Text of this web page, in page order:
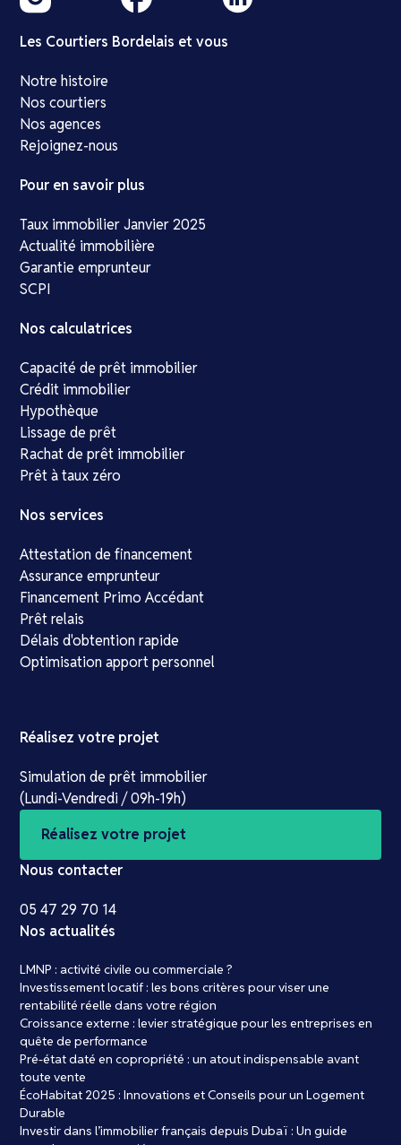
Les Courtiers Bordelais et vous
Notre histoire
Nos courtiers
Nos agences
Rejoignez-nous
Pour en savoir plus
Taux immobilier Janvier 2025
Actualité immobilière
Garantie emprunteur
SCPI
Nos calculatrices
Capacité de prêt immobilier
Crédit immobilier
Hypothèque
Lissage de prêt
Rachat de prêt immobilier
Prêt à taux zéro
Nos services
Attestation de financement
Assurance emprunteur
Financement Primo Accédant
Prêt relais
Délais d'obtention rapide
Optimisation apport personnel
Réalisez votre projet
Simulation de prêt immobilier
(Lundi-Vendredi / 09h-19h)
Réalisez votre projet
Nous contacter
05 47 29 70 14
Nos actualités
LMNP : activité civile ou commerciale ?
Investissement locatif : les bons critères pour viser une
rentabilité réelle dans votre région
Croissance externe : levier stratégique pour les entreprises en
quête de performance
Pré-état daté en copropriété : un atout indispensable avant
toute vente
ÉcoHabitat 2025 : Innovations et Conseils pour un Logement
Durable
Investir dans l’immobilier français depuis Dubaï : Un guide